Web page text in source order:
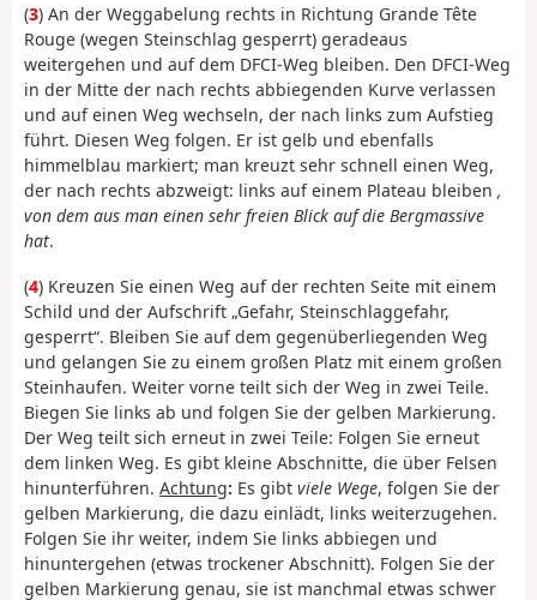
(3) An der Weggabelung rechts in Richtung Grande Tête
Rouge (wegen Steinschlag gesperrt) geradeaus
weitergehen und auf dem DFCI-Weg bleiben. Den DFCI-Weg
in der Mitte der nach rechts abbiegenden Kurve verlassen
und auf einen Weg wechseln, der nach links zum Aufstieg
führt. Diesen Weg folgen. Er ist gelb und ebenfalls
himmelblau markiert; man kreuzt sehr schnell einen Weg,
der nach rechts abzweigt: links auf einem Plateau bleiben ,
von dem aus man einen sehr freien Blick auf die Bergmassive
hat.
(4) Kreuzen Sie einen Weg auf der rechten Seite mit einem
Schild und der Aufschrift „Gefahr, Steinschlaggefahr,
gesperrt“. Bleiben Sie auf dem gegenüberliegenden Weg
und gelangen Sie zu einem großen Platz mit einem großen
Steinhaufen. Weiter vorne teilt sich der Weg in zwei Teile.
Biegen Sie links ab und folgen Sie der gelben Markierung.
Der Weg teilt sich erneut in zwei Teile: Folgen Sie erneut
dem linken Weg. Es gibt kleine Abschnitte, die über Felsen
hinunterführen. Achtung: Es gibt viele Wege, folgen Sie der
gelben Markierung, die dazu einlädt, links weiterzugehen.
Folgen Sie ihr weiter, indem Sie links abbiegen und
hinuntergehen (etwas trockener Abschnitt). Folgen Sie der
gelben Markierung genau, sie ist manchmal etwas schwer